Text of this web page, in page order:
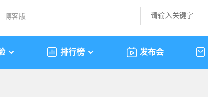
博客版
排行榜 发布会